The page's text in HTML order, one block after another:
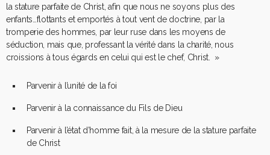
la stature parfaite de Christ, afin que nous ne soyons plus des
enfants…flottants et emportés à tout vent de doctrine, par la
tromperie des hommes, par leur ruse dans les moyens de
séduction, mais que, professant la vérité dans la charité, nous
croissions à tous égards en celui qui est le chef, Christ. »
Parvenir à l’unité de la foi
Parvenir à la connaissance du Fils de Dieu
Parvenir à l’état d’homme fait, à la mesure de la stature parfaite
de Christ